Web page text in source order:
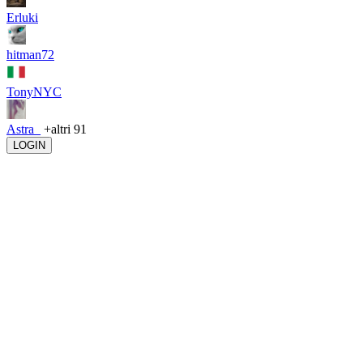
Erluki
hitman72
TonyNYC
Astra_ +altri 91
LOGIN